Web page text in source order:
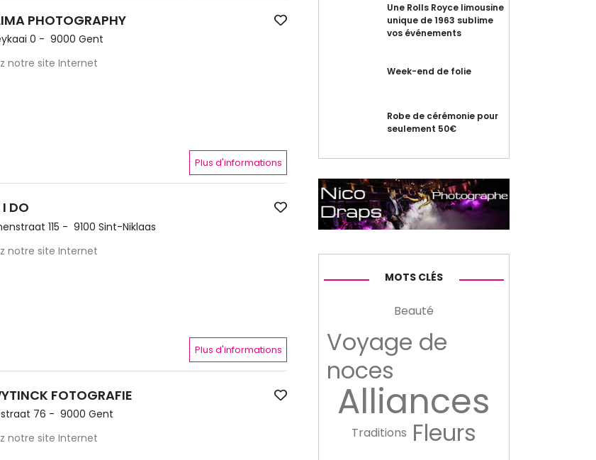
PHOTOGRAPHY
0 - 9000 Gent
notre site Internet
Plus d'informations
DO
115 - 9100 Sint-Niklaas
notre site Internet
Plus d'informations
FOTOGRAFIE
76 - 9000 Gent
notre site Internet
Une Rolls Royce limousine
unique de 1963 sublime
vos événements
Week-end de folie
Robe de cérémonie pour
seulement 50€
MOTS CLÉS
Beauté
Voyage de
noces
Alliances
Traditions Fleurs